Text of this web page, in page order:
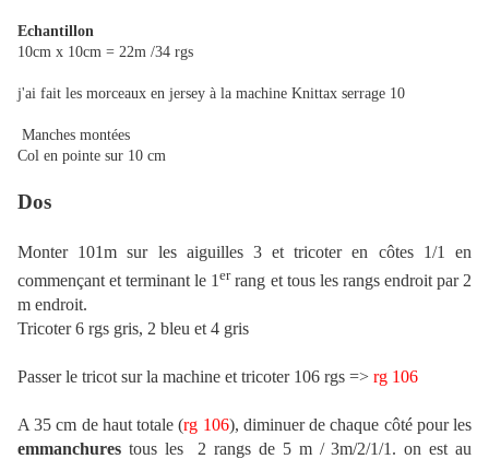
Echantillon
10cm x 10cm = 22m /34 rgs
j'ai fait les morceaux en jersey à la machine Knittax serrage 10
Manches montées
Col en pointe sur 10 cm
Dos
Monter 101m sur les aiguilles 3 et tricoter en côtes 1/1 en
commençant et terminant le 1errang et tous les rangs endroit par 2
m endroit.
Tricoter 6 rgs gris, 2 bleu et 4 gris
Passer le tricot sur la machine et tricoter 106 rgs => rg 106
A 35 cm de haut totale (rg 106), diminuer de chaque côté pour les
emmanchures tous les 2 rangs de 5 m / 3m/2/1/1. on est au